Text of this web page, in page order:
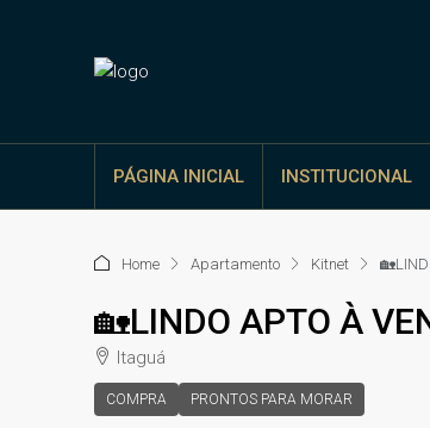
PÁGINA INICIAL INSTITUCIONAL
Home Apartamento Kitnet
🏡LINDO APTO À
Itaguá
COMPRA PRONTOS PARA MORAR